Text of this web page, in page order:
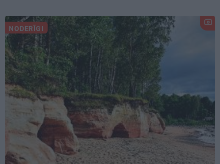
NODERĪGI